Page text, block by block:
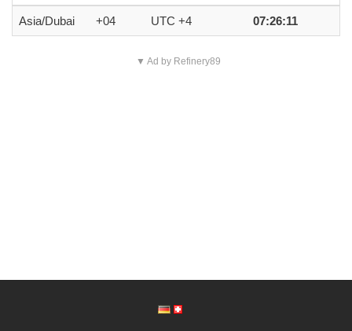
Asia/Dubai +04 UTC +4 07:26:11
▼ Ad by Refinery89